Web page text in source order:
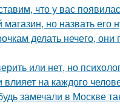
что у вас
магазин, но назвать его
делать нечего,
или нет, но
влияет на каждого
замечали в Москве